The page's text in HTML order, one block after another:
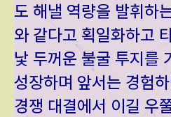
도 해낼 역량을 발휘하
와 같다고 획일화하고
낯 두꺼운 불굴 투지를
성장하며 앞서는 경험
경쟁 대결에서 이길 우